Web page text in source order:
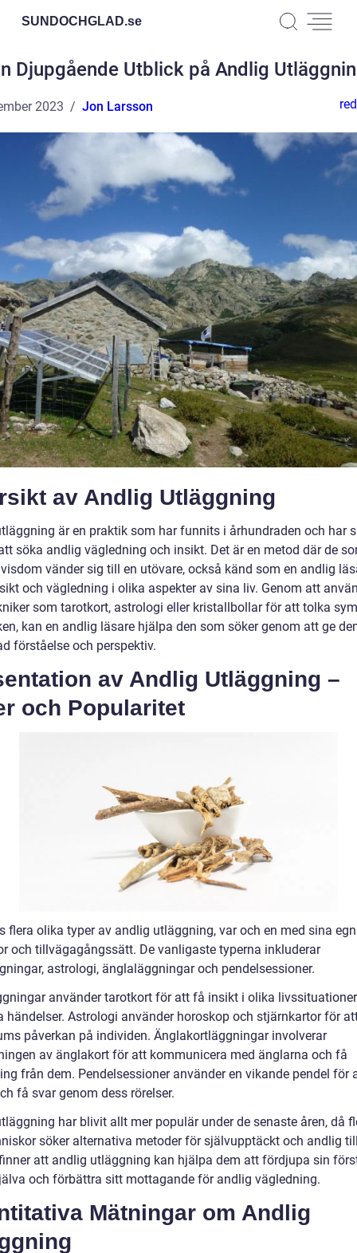
SUNDOCHGLAD.se
Djupgående Utblick på Andlig
2023 Jon Larsson
av Andlig Utläggning
är en praktik som har funnits i århundraden och har
söka andlig vägledning och insikt. Det är en metod där de
vänder sig till en utövare, också känd som en andlig
och vägledning i olika aspekter av sina liv. Genom att
som tarotkort, astrologi eller kristallbollar för att tolka
kan en andlig läsare hjälpa den som söker genom att ge
förståelse och perspektiv.
av Andlig Utläggning –
och Popularitet
flera olika typer av andlig utläggning, var och en med sina
och tillvägagångssätt. De vanligaste typerna inkluderar
astrologi, änglaläggningar och pendelsessioner.
använder tarotkort för att få insikt i olika
händelser. Astrologi använder horoskop och stjärnkartor för
påverkan på individen. Änglakortläggningar involverar
av änglakort för att kommunicera med änglarna och få
från dem. Pendelsessioner använder en vikande pendel för
få svar genom dess rörelser.
har blivit allt mer populär under de senaste åren, då
söker alternativa metoder för självupptäckt och andlig
att andlig utläggning kan hjälpa dem att fördjupa sin
och förbättra sitt mottagande för andlig vägledning.
Mätningar om Andlig